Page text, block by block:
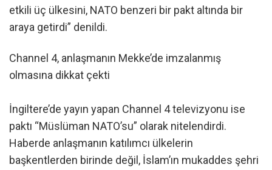
etkili üç ülkesini, NATO benzeri bir pakt altında bir
araya getirdi” denildi.
Channel 4, anlaşmanın Mekke’de imzalanmış
olmasına dikkat çekti
İngiltere’de yayın yapan Channel 4 televizyonu ise
paktı “Müslüman NATO’su” olarak nitelendirdi.
Haberde anlaşmanın katılımcı ülkelerin
başkentlerden birinde değil, İslam’ın mukaddes şehri